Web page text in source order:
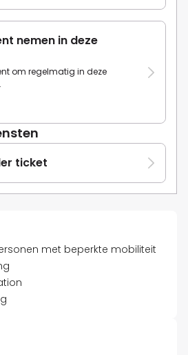
nemen in deze
om regelmatig in deze
ticket
met beperkte mobiliteit